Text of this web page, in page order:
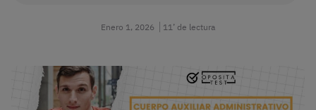
Enero 1, 2026 11’ de lectura